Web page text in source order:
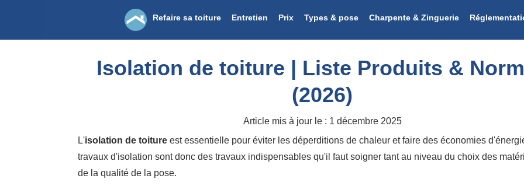
Refaire sa toiture Entretien Prix Types & pose Charpente & Zinguerie
Isolation de toiture | Liste Produits &
(2026)
Article mis à jour le : 1 décembre 2025
L'isolation de toiture est essentielle pour éviter les déperditions de chaleur et faire des économies
travaux d'isolation sont donc des travaux indispensables qu'il faut soigner tant au niveau du choix des
de la qualité de la pose.